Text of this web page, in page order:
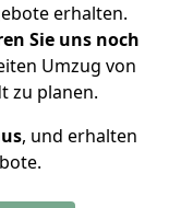
erhalten.
Sie uns noch
Umzug von
zu planen.
, und erhalten